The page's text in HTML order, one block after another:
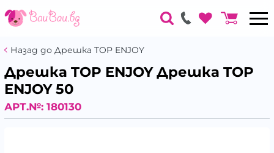
Назад до Дрешка TOP ENJOY
Дрешка TOP ENJOY Дрешка TOP
ENJOY 50
АРТ.№: 180130